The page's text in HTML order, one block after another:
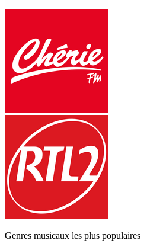
Genres musicaux les plus populaires